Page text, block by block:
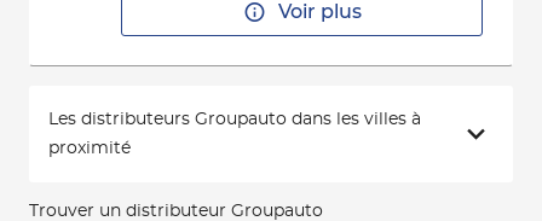
Voir plus
Les distributeurs Groupauto dans les villes à
proximité
Trouver un distributeur Groupauto